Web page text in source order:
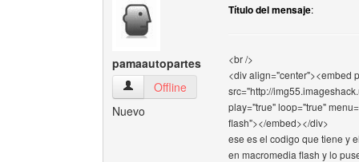
pamaautopartes
pamaautopartes Ver perfil del usuario
Offline
Nuevo
Título del mensaje:
<br />
<div align="center"><embed
src="http://
play="true" loop="true"
flash"></embed></div>
ese es el codigo que tiene y
en macromedia flash y lo